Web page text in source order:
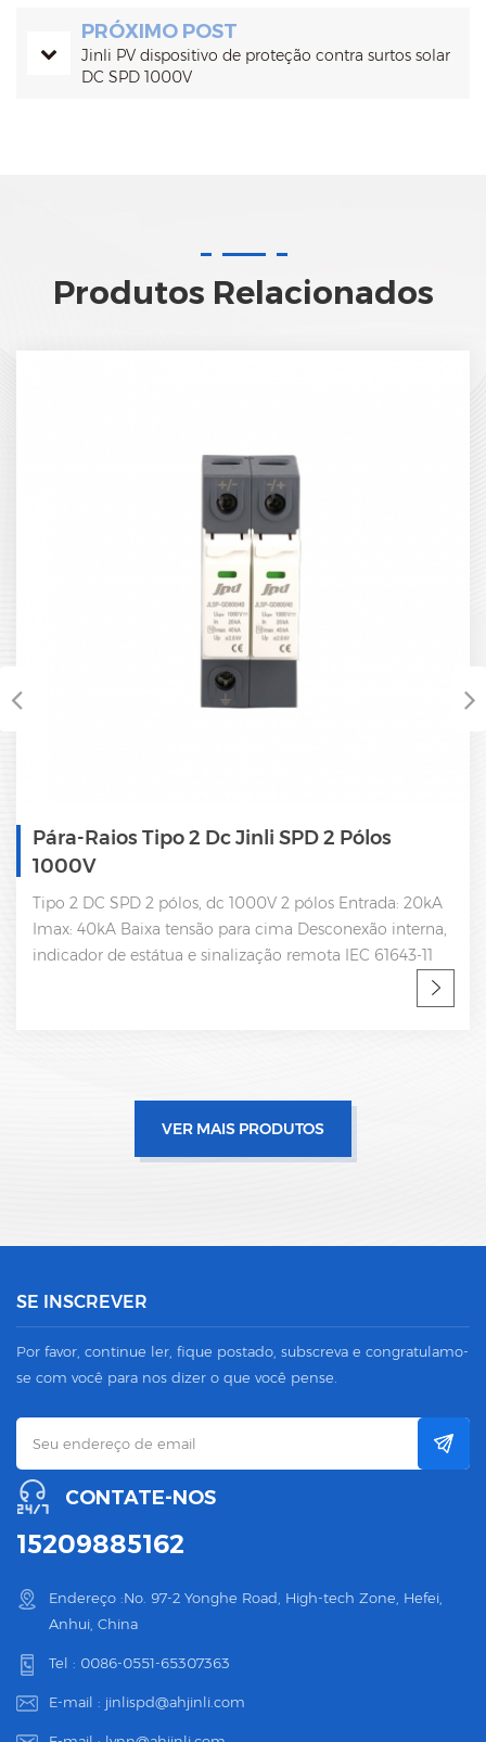
PRÓXIMO POST
Jinli PV dispositivo de proteção contra surtos solar
DC SPD 1000V
Produtos Relacionados
Pára-Raios Tipo 2 Dc Jinli SPD 2 Pólos
1000V
Tipo 2 DC SPD 2 pólos, dc 1000V 2 pólos Entrada: 20kA
Imax: 40kA Baixa tensão para cima Desconexão interna,
indicador de estátua e sinalização remota IEC 61643-11
VER MAIS PRODUTOS
SE INSCREVER
Por favor, continue ler, fique postado, subscreva e congratulamo-
se com você para nos dizer o que você pense.
CONTATE-NOS
15209885162
Endereço :No. 97-2 Yonghe Road, High-tech Zone, Hefei,
Anhui, China
Tel : 0086-0551-65307363
E-mail : jinlispd@ahjinli.com